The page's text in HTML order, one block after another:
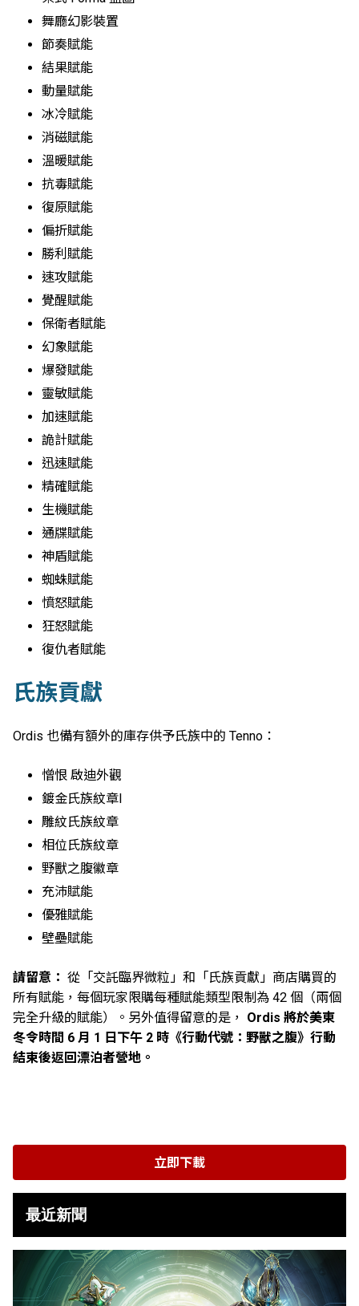
舞廳幻影裝置
節奏賦能
結果賦能
動量賦能
冰冷賦能
消磁賦能
溫暖賦能
抗毒賦能
復原賦能
偏折賦能
勝利賦能
速攻賦能
覺醒賦能
保衛者賦能
幻象賦能
爆發賦能
靈敏賦能
加速賦能
詭計賦能
迅速賦能
精確賦能
生機賦能
通牒賦能
神盾賦能
蜘蛛賦能
憤怒賦能
狂怒賦能
復仇者賦能
氏族貢獻
Ordis 也備有額外的庫存供予氏族中的 Tenno：
憎恨 啟迪外觀
鍍金氏族紋章l
雕紋氏族紋章
相位氏族紋章
野獸之腹徽章
充沛賦能
優雅賦能
壁壘賦能
請留意： 從「交託臨界微粒」和「氏族貢獻」商店購買的
所有賦能，每個玩家限購每種賦能類型限制為 42 個（兩個
完全升級的賦能）。另外值得留意的是， Ordis 將於美東
冬令時間 6 月 1 日下午 2 時《行動代號：野獸之腹》行動
結束後返回漂泊者營地。
立即下載
最近新聞